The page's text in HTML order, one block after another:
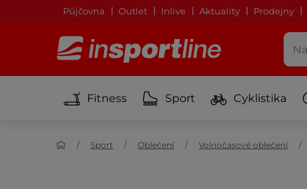
Půjčovna Outlet Inlive Aktuality Prodejny
Fitness Sport Cyklistika
Sport Oblečení Volnočasové oblečení